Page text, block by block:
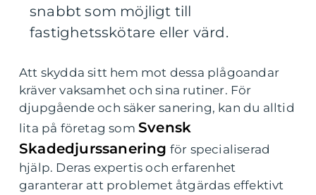
snabbt som möjligt till
fastighetsskötare eller värd.
Att skydda sitt hem mot dessa plågoandar
kräver vaksamhet och sina rutiner. För
djupgående och säker sanering, kan du alltid
lita på företag som Svensk
Skadedjurssanering för specialiserad
hjälp. Deras expertis och erfarenhet
garanterar att problemet åtgärdas effektivt